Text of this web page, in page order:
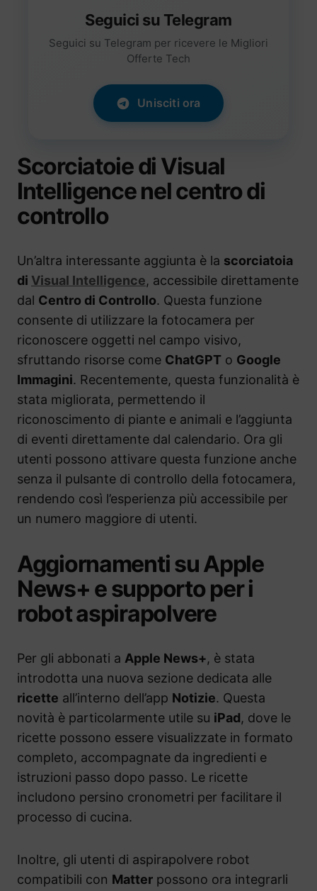
Seguici su Telegram
Seguici su Telegram per ricevere le Migliori
Offerte Tech
Unisciti ora
Scorciatoie di Visual
Intelligence nel centro di
controllo
Un’altra interessante aggiunta è la scorciatoia
di Visual Intelligence, accessibile direttamente
dal Centro di Controllo. Questa funzione
consente di utilizzare la fotocamera per
riconoscere oggetti nel campo visivo,
sfruttando risorse come ChatGPT o Google
Immagini. Recentemente, questa funzionalità è
stata migliorata, permettendo il
riconoscimento di piante e animali e l’aggiunta
di eventi direttamente dal calendario. Ora gli
utenti possono attivare questa funzione anche
senza il pulsante di controllo della fotocamera,
rendendo così l’esperienza più accessibile per
un numero maggiore di utenti.
Aggiornamenti su Apple
News+ e supporto per i
robot aspirapolvere
Per gli abbonati a Apple News+, è stata
introdotta una nuova sezione dedicata alle
ricette all’interno dell’app Notizie. Questa
novità è particolarmente utile su iPad, dove le
ricette possono essere visualizzate in formato
completo, accompagnate da ingredienti e
istruzioni passo dopo passo. Le ricette
includono persino cronometri per facilitare il
processo di cucina.
Inoltre, gli utenti di aspirapolvere robot
compatibili con Matter possono ora integrarli